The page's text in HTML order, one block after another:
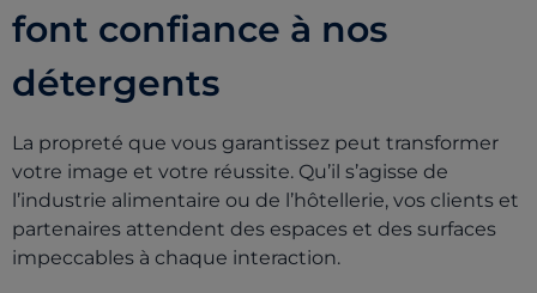
font confiance à nos
détergents
La propreté que vous garantissez peut transformer
votre image et votre réussite. Qu’il s’agisse de
l’industrie alimentaire ou de l’hôtellerie, vos clients et
partenaires attendent des espaces et des surfaces
impeccables à chaque interaction.